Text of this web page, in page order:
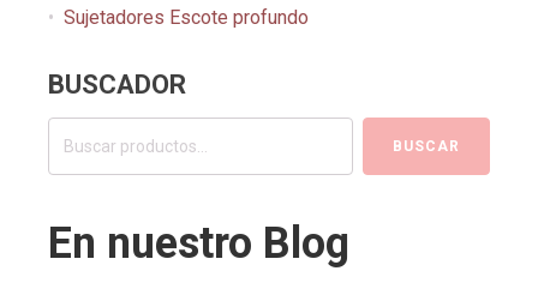
Sujetadores Escote profundo
BUSCADOR
Buscar
BUSCAR
En nuestro Blog